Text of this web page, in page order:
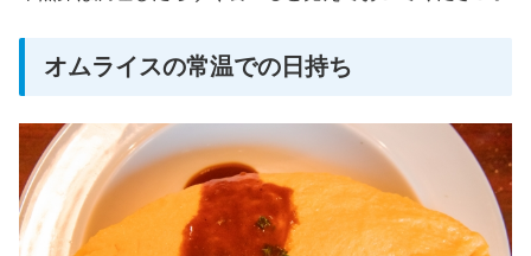
オムライスの常温での日持ち